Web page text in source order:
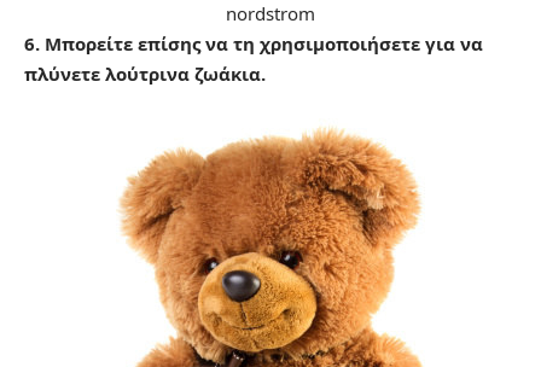
nordstrom
6. Μπορείτε επίσης να τη χρησιμοποιήσετε για να
πλύνετε λούτρινα ζωάκια.